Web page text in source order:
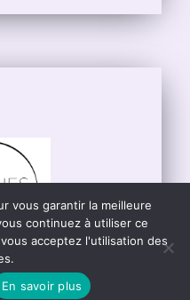
vous garantir la meilleure
continuez à utiliser ce
acceptez l'utilisation des
En savoir plus